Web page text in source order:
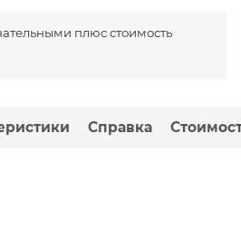
плюс стоимость
Справка